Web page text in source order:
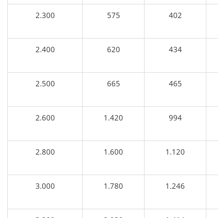
2.300 575 402
2.400 620 434
2.500 665 465
2.600 1.420 994
2.800 1.600 1.120
3.000 1.780 1.246